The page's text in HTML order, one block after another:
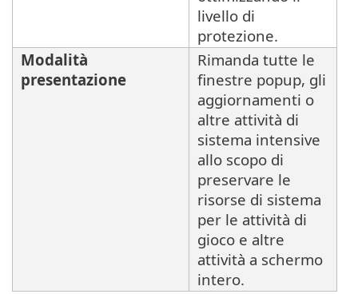
livello di
protezione.
Modalità
presentazione
Rimanda tutte le
finestre popup, gli
aggiornamenti o
altre attività di
sistema intensive
allo scopo di
preservare le
risorse di sistema
per le attività di
gioco e altre
attività a schermo
intero.